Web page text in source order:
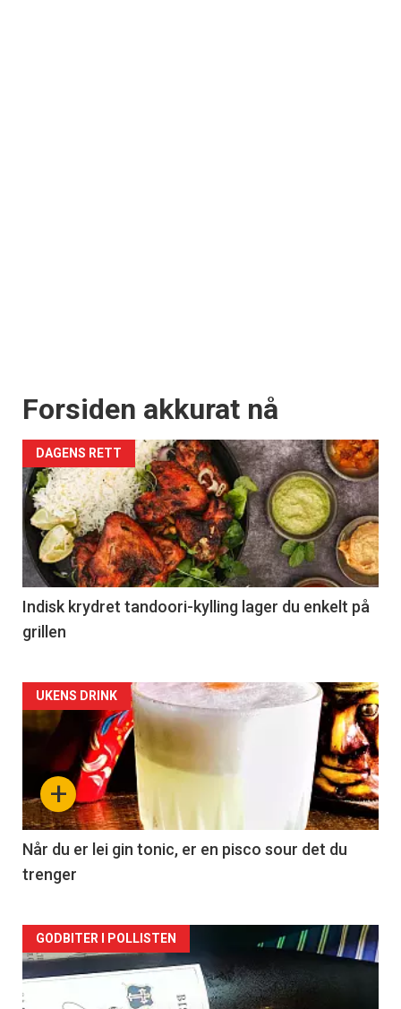
Forsiden akkurat nå
DAGENS RETT
Indisk krydret tandoori-kylling lager du enkelt på
grillen
Forsiden
akkurat
nå
-
2
+
UKENS DRINK
Når du er lei gin tonic, er en pisco sour det du
trenger
Forsiden
akkurat
GODBITER I POLLISTEN